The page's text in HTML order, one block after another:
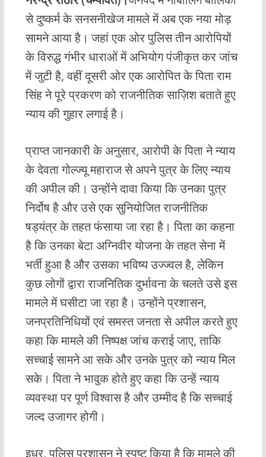
e
b
o
o
k
at
s
A
p
p
itt
er
ai
l
से दुष्कर्म के सनसनीखेज मामले में अब एक नया मोड़
सामने आया है। जहां एक ओर पुलिस तीन आरोपियों
के विरुद्ध गंभीर धाराओं में अभियोग पंजीकृत कर जांच
में जुटी है, वहीं दूसरी ओर एक आरोपित के पिता राम
सिंह ने पूरे प्रकरण को राजनीतिक साज़िश बताते हुए
न्याय की गुहार लगाई है।
प्राप्त जानकारी के अनुसार, आरोपी के पिता ने न्याय
के देवता गोल्ज्यू महाराज से अपने पुत्र के लिए न्याय
की अपील की। उन्होंने दावा किया कि उनका पुत्र
निर्दोष है और उसे एक सुनियोजित राजनीतिक
षड्यंत्र के तहत फंसाया जा रहा है। पिता का कहना
है कि उनका बेटा अग्निवीर योजना के तहत सेना में
भर्ती हुआ है और उसका भविष्य उज्ज्वल है, लेकिन
कुछ लोगों द्वारा राजनितिक दुर्भावना के चलते उसे इस
मामले में घसीटा जा रहा है। उन्होंने प्रशासन,
जनप्रतिनिधियों एवं समस्त जनता से अपील करते हुए
कहा कि मामले की निष्पक्ष जांच कराई जाए, ताकि
सच्चाई सामने आ सके और उनके पुत्र को न्याय मिल
सके। पिता ने भावुक होते हुए कहा कि उन्हें न्याय
व्यवस्था पर पूर्ण विश्वास है और उम्मीद है कि सच्चाई
जल्द उजागर होगी।
इधर, पुलिस प्रशासन ने स्पष्ट किया है कि मामले की